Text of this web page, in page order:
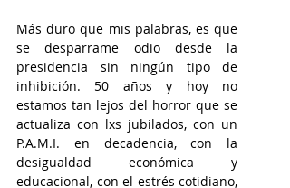
Más duro que mis palabras, es que
se desparrame odio desde la
presidencia sin ningún tipo de
inhibición. 50 años y hoy no
estamos tan lejos del horror que se
actualiza con lxs jubilados, con un
P.A.M.I. en decadencia, con la
desigualdad económica y
educacional, con el estrés cotidiano,